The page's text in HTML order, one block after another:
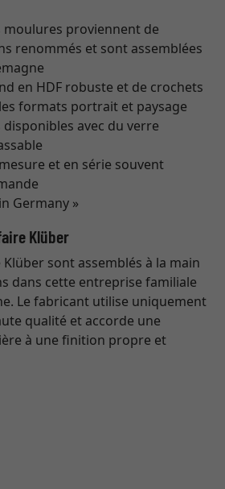
moulures proviennent de
renommés et sont assemblées
en HDF robuste et de crochets
formats portrait et paysage
avec du verre
et en série souvent
Germany »
Klüber
sont assemblés à la main
dans cette entreprise familiale
Le fabricant utilise uniquement
qualité et accorde une
à une finition propre et